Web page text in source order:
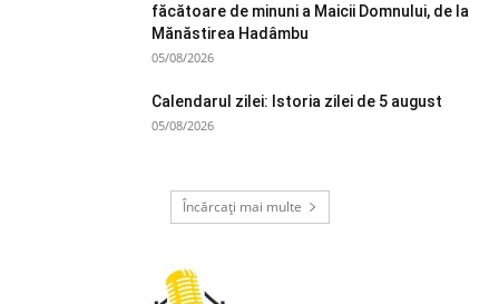
făcătoare de minuni a Maicii Domnului, de la
Mănăstirea Hadâmbu
05/08/2026
Calendarul zilei: Istoria zilei de 5 august
05/08/2026
Încărcați mai multe